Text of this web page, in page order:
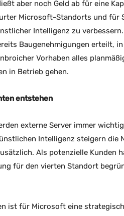
aber noch Geld ab für eine
Microsoft-Standorts und für
Intelligenz zu
Baugenehmigungen erteilt,
Vorhaben alles
in Betrieb gehen.
entstehen
externe Server immer
Intelligenz steigern die
Als potenzielle Kunden
für den vierten Standort
ist für Microsoft eine